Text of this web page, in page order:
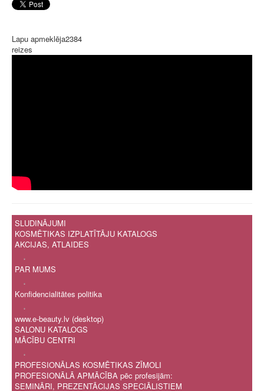
Lapu apmeklēja2384
reizes
SLUDINĀJUMI
KOSMĒTIKAS IZPLATĪTĀJU KATALOGS
AKCIJAS, ATLAIDES
.
PAR MUMS
.
Konfidencialitātes politika
.
www.e-beauty.lv (desktop)
SALONU KATALOGS
MĀCĪBU CENTRI
.
PROFESIONĀLAS KOSMĒTIKAS ZĪMOLI
PROFESIONĀLĀ APMĀCĪBA pēc profesijām:
SEMINĀRI, PREZENTĀCIJAS SPECIĀLISTIEM